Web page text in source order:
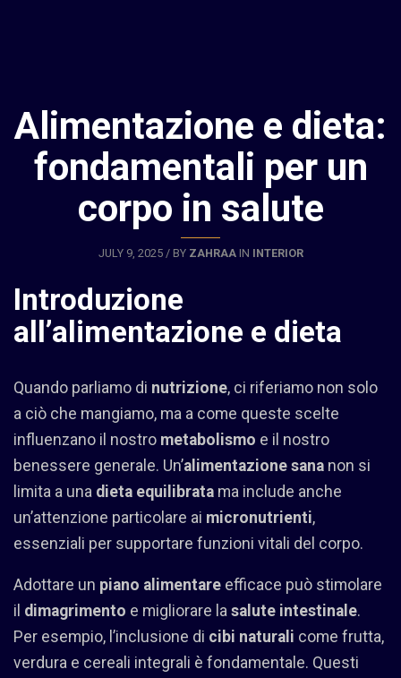
Alimentazione e dieta:
fondamentali per un
corpo in salute
JULY 9, 2025 / BY ZAHRAAIN INTERIOR
Introduzione
all’alimentazione e dieta
Quando parliamo di nutrizione, ci riferiamo non solo
a ciò che mangiamo, ma a come queste scelte
influenzano il nostro metabolismo e il nostro
benessere generale. Un’alimentazione sana non si
limita a una dieta equilibrata ma include anche
un’attenzione particolare ai micronutrienti,
essenziali per supportare funzioni vitali del corpo.
Adottare un piano alimentare efficace può stimolare
il dimagrimento e migliorare la salute intestinale.
Per esempio, l’inclusione di cibi naturali come frutta,
verdura e cereali integrali è fondamentale. Questi